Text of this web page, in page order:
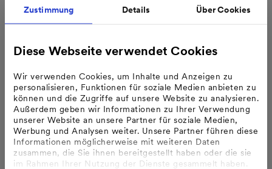
Zustimmung Details Über Cookies
Diese Webseite verwendet Cookies
Wir verwenden Cookies, um Inhalte und Anzeigen zu
personalisieren, Funktionen für soziale Medien anbieten zu
können und die Zugriffe auf unsere Website zu analysieren.
Außerdem geben wir Informationen zu Ihrer Verwendung
unserer Website an unsere Partner für soziale Medien,
Werbung und Analysen weiter. Unsere Partner führen diese
Informationen möglicherweise mit weiteren Daten
zusammen, die Sie ihnen bereitgestellt haben oder die sie
im Rahmen Ihrer Nutzung der Dienste gesammelt haben.
den europäischen Energiehandel. Dennoch bleibt laut
Studie eine erhebliche Finanzierungslücke: Die Kosten
sind demnach deutlich höher als die möglichen
Negativemissionszertifikaten. Um diese Lücke bei einem
Biomassekraftwerk zu schließen und BECCUS
wirtschaftlich zu betreiben, müssten die Preise für
Negativemissionen bei über 240 Euro pro Tonne liegen,
hat MVV in ihrer Studie ermittelt. Das sind rund 130 Euro
mehr als die aktuellen Prognosen für den CO2-Preis.